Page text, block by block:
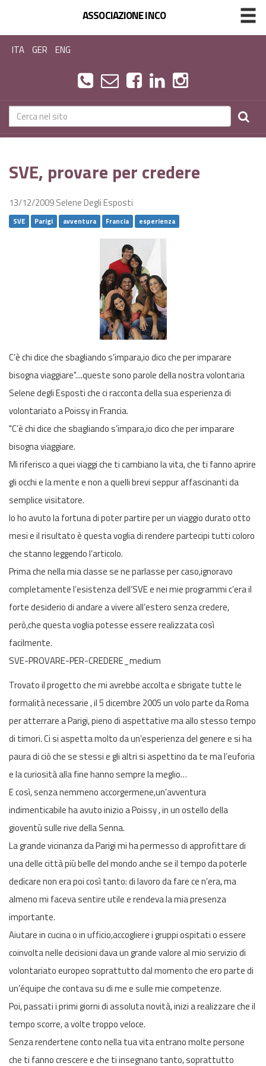
ASSOCIAZIONE INCO
ITA GER ENG
SVE, provare per credere
13/12/2009Selene Degli Esposti
SVE Parigi avventura Francia esperienza
C’è chi dice che sbagliando s’impara,io dico che per imparare
bisogna viaggiare"....queste sono parole della nostra volontaria
Selene degli Esposti che ci racconta della sua esperienza di
volontariato a Poissy in Francia.
"C’è chi dice che sbagliando s’impara,io dico che per imparare
bisogna viaggiare.
Mi riferisco a quei viaggi che ti cambiano la vita, che ti fanno aprire
gli occhi e la mente e non a quelli brevi seppur affascinanti da
semplice visitatore.
Io ho avuto la fortuna di poter partire per un viaggio durato otto
mesi e il risultato è questa voglia di rendere partecipi tutti coloro
che stanno leggendo l’articolo.
Prima che nella mia classe se ne parlasse per caso,ignoravo
completamente l’esistenza dell’SVE e nei mie programmi c’era il
forte desiderio di andare a vivere all’estero senza credere,
però,che questa voglia potesse essere realizzata così
facilmente.
SVE-PROVARE-PER-CREDERE_medium
Trovato il progetto che mi avrebbe accolta e sbrigate tutte le
formalità necessarie , il 5 dicembre 2005 un volo parte da Roma
per atterrare a Parigi, pieno di aspettative ma allo stesso tempo
di timori. Ci si aspetta molto da un’esperienza del genere e si ha
paura di ciò che se stessi e gli altri si aspettino da te ma l’euforia
e la curiosità alla fine hanno sempre la meglio…
E così, senza nemmeno accorgermene,un’avventura
indimenticabile ha avuto inizio a Poissy , in un ostello della
gioventù sulle rive della Senna.
La grande vicinanza da Parigi mi ha permesso di approfittare di
una delle città più belle del mondo anche se il tempo da poterle
dedicare non era poi così tanto: di lavoro da fare ce n’era, ma
almeno mi faceva sentire utile e rendeva la mia presenza
importante.
Aiutare in cucina o in ufficio,accogliere i gruppi ospitati o essere
coinvolta nelle decisioni dava un grande valore al mio servizio di
volontariato europeo soprattutto dal momento che ero parte di
un’équipe che contava su di me e sulle mie competenze.
Poi, passati i primi giorni di assoluta novità, inizi a realizzare che il
tempo scorre, a volte troppo veloce.
Senza rendertene conto nella tua vita entrano molte persone
che ti fanno crescere e che ti insegnano tanto, soprattutto